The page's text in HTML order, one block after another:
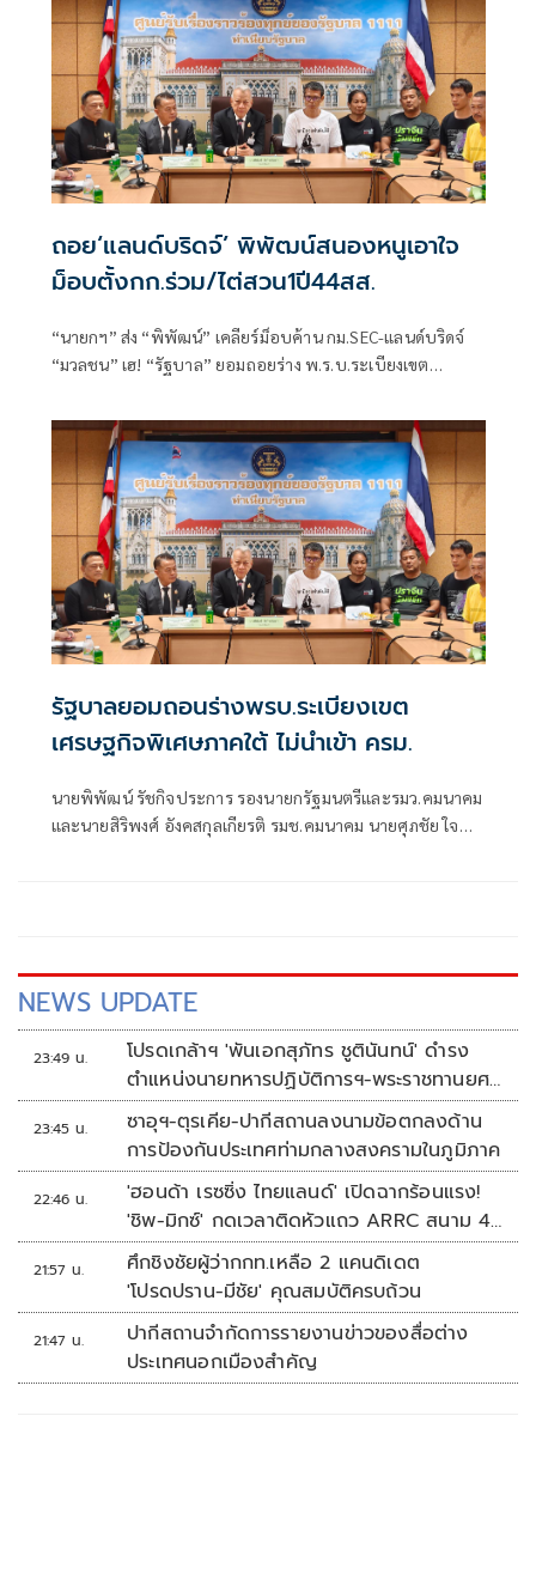
ใหญ่ ตนเคยพูดคุยกับนายพิพัฒน์เกี่ยวกับเรื่องท่าเรือคลองเตย
ถอย‘แลนด์บริดจ์’ พิพัฒน์สนองหนูเอาใจ
ม็อบตั้งกก.ร่วม/ไต่สวน1ปี44สส.
“นายกฯ” ส่ง “พิพัฒน์” เคลียร์ม็อบค้าน กม.SEC-แลนด์บริดจ์
“มวลชน” เฮ! “รัฐบาล” ยอมถอยร่าง พ.ร.บ.ระเบียงเขต
รัฐบาลยอมถอนร่างพรบ.ระเบียงเขต
เศรษฐกิจพิเศษภาคใต้ ไม่นำเข้า ครม.
นายพิพัฒน์ รัชกิจประการ รองนายกรัฐมนตรีและรมว.คมนาคม
และนายสิริพงศ์ อังคสกุลเกียรติ รมช.คมนาคม นายศุภชัย ใจ
NEWS UPDATE
23:49 น.
โปรดเกล้าฯ 'พันเอกสุภัทร ชูตินันทน์' ดำรง
ตำแหน่งนายทหารปฏิบัติการฯ-พระราชทานยศ
'พลตรี'
23:45 น.
ซาอุฯ-ตุรเคีย-ปากีสถานลงนามข้อตกลงด้าน
การป้องกันประเทศท่ามกลางสงครามในภูมิภาค
22:46 น.
'ฮอนด้า เรซซิ่ง ไทยแลนด์' เปิดฉากร้อนแรง!
'ชิพ-มิกซ์' กดเวลาติดหัวแถว ARRC สนาม 4
ที่มัลดาลิกา
21:57 น.
ศึกชิงชัยผู้ว่ากกท.เหลือ 2 แคนดิเดต
'โปรดปราน-มีชัย' คุณสมบัติครบถ้วน
21:47 น.
ปากีสถานจำกัดการรายงานข่าวของสื่อต่าง
ประเทศนอกเมืองสำคัญ